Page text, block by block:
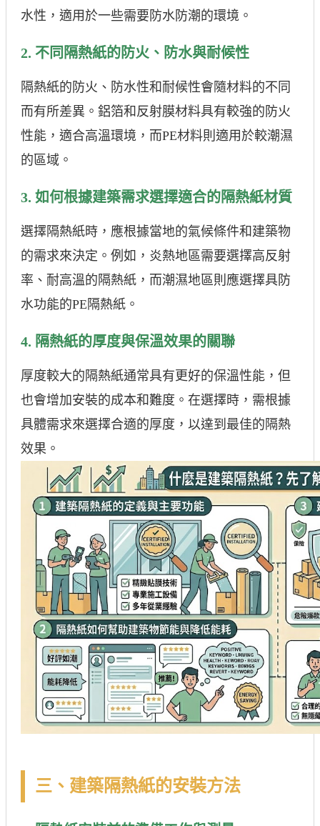
水性，適用於一些需要防水防潮的環境。
2. 不同隔熱紙的防火、防水與耐候性
隔熱紙的防火、防水性和耐候性會隨材料的不同
而有所差異。鋁箔和反射膜材料具有較強的防火
性能，適合高溫環境，而PE材料則適用於較潮濕
的區域。
3. 如何根據建築需求選擇適合的隔熱紙材質
選擇隔熱紙時，應根據當地的氣候條件和建築物
的需求來決定。例如，炎熱地區需要選擇高反射
率、耐高溫的隔熱紙，而潮濕地區則應選擇具防
水功能的PE隔熱紙。
4. 隔熱紙的厚度與保溫效果的關聯
厚度較大的隔熱紙通常具有更好的保溫性能，但
也會增加安裝的成本和難度。在選擇時，需根據
具體需求來選擇合適的厚度，以達到最佳的隔熱
效果。
三、建築隔熱紙的安裝方法